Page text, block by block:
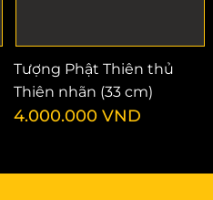
Tượng Phật Thiên thủ
Thiên nhãn (33 cm)
4.000.000 VND